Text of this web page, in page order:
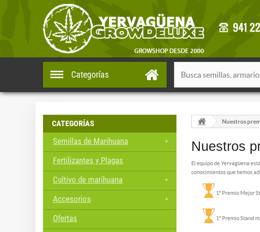
Categorías
CATEGORÍAS
Semillas de Marihuana
Fertilizantes y Plagas
Cultivo de marihuana
Accesorios
Ofertas
Nuestros
Nuestros
El equipo de Yervagüena
conocimientos que hemos
1º Premio Mejor
1º Premio Stand